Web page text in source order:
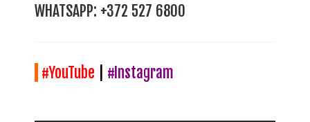
WHATSAPP: +372 527 6800
#YouTube #Instagram